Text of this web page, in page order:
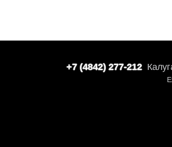
+7 (4842) 277-212